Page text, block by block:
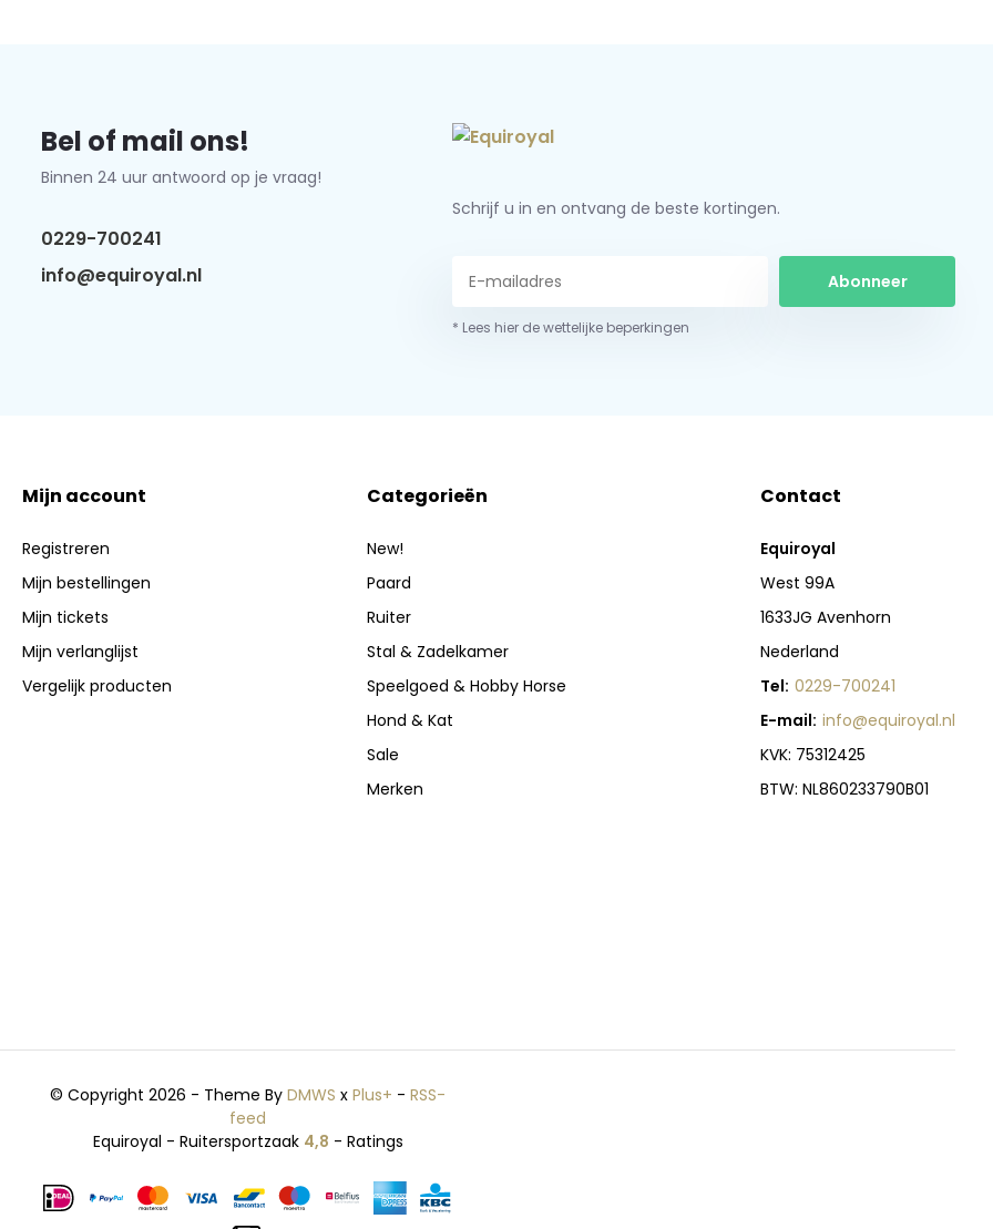
Bel of mail ons!
Binnen 24 uur antwoord op je vraag!
0229-700241
info@equiroyal.nl
Schrijf u in en ontvang de beste kortingen.
Abonneer
* Lees hier de wettelijke beperkingen
Mijn account
Registreren
Mijn bestellingen
Mijn tickets
Mijn verlanglijst
Vergelijk producten
Categorieën
New!
Paard
Ruiter
Stal & Zadelkamer
Speelgoed & Hobby Horse
Hond & Kat
Sale
Merken
Contact
Equiroyal
West 99A
1633JG Avenhorn
Nederland
Tel: 0229-700241
E-mail: info@equiroyal.nl
KVK: 75312425
BTW: NL860233790B01
© Copyright 2026 - Theme ByDMWS xPlus+ -RSS-
feed
Equiroyal - Ruitersportzaak 4,8 - Ratings